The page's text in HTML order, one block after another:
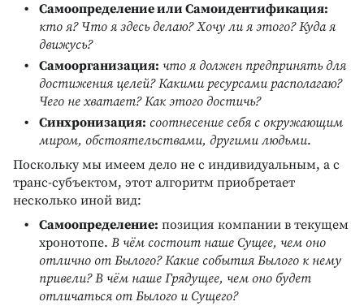
Самоопределение или Самоидентификация:
кто я? Что я здесь делаю? Хочу ли я этого? Куда я
движусь?
Самоорганизация: что я должен предпринять для
достижения целей? Какими ресурсами располагаю?
Чего не хватает? Как этого достичь?
Синхронизация: соотнесение себя с окружающим
миром, обстоятельствами, другими людьми.
Поскольку мы имеем дело не с индивидуальным, а с
транс-субъектом, этот алгоритм приобретает
несколько иной вид:
Самоопределение: позиция компании в текущем
хронотопе. В чём состоит наше Сущее, чем оно
отлично от Былого? Какие события Былого к нему
привели? В чём наше Грядущее, чем оно будет
отличаться от Былого и Сущего?